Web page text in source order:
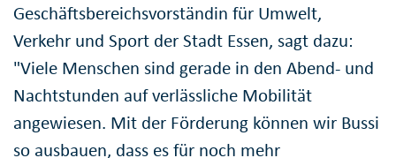
Geschäftsbereichsvorständin für Umwelt,
Verkehr und Sport der Stadt Essen, sagt dazu:
"Viele Menschen sind gerade in den Abend- und
Nachtstunden auf verlässliche Mobilität
angewiesen. Mit der Förderung können wir Bussi
so ausbauen, dass es für noch mehr